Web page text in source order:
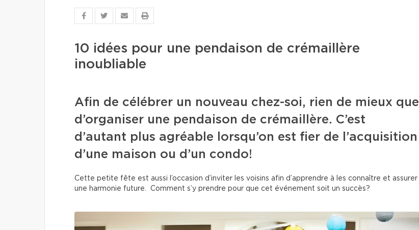
10 idées pour une pendaison de crémaillère
inoubliable
Afin de célébrer un nouveau chez-soi, rien de mieux que
d’organiser une pendaison de crémaillère. C’est
d’autant plus agréable lorsqu’on est fier de l’acquisition
d’une maison ou d’un condo!
Cette petite fête est aussi l’occasion d’inviter les voisins afin d’apprendre à les connaître et assurer
une harmonie future. Comment s’y prendre pour que cet événement soit un succès?